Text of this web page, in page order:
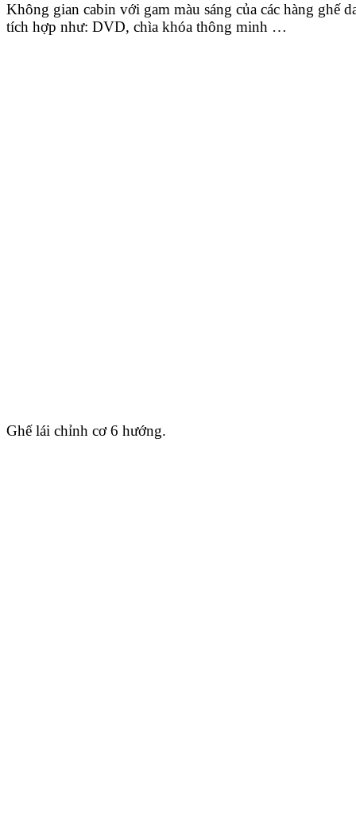
Không gian cabin với gam màu sáng của các hàng ghế
tích hợp như: DVD, chìa khóa thông minh …
Ghế lái chỉnh cơ 6 hướng.